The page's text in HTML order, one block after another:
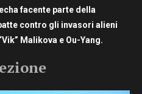
facente parte della
contro gli invasori alieni
Malikova e Ou-Yang.